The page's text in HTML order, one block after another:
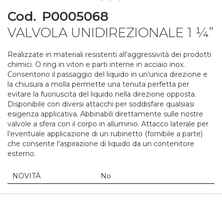
Cod. P0005068
VALVOLA UNIDIREZIONALE 1 ¼”
Realizzate in materiali resistenti all’aggressività dei prodotti
chimici. O ring in viton e parti interne in acciaio inox.
Consentono il passaggio del liquido in un’unica direzione e
la chiusura a molla permette una tenuta perfetta per
evitare la fuoriuscita del liquido nella direzione opposta.
Disponibile con diversi attacchi per soddisfare qualsiasi
esigenza applicativa. Abbinabili direttamente sulle nostre
valvole a sfera con il corpo in alluminio. Attacco laterale per
l’eventuale applicazione di un rubinetto (fornibile a parte)
che consente l’aspirazione di liquido da un contenitore
esterno.
NOVITÀ No
Skip
to
the
of
the
images
gallery